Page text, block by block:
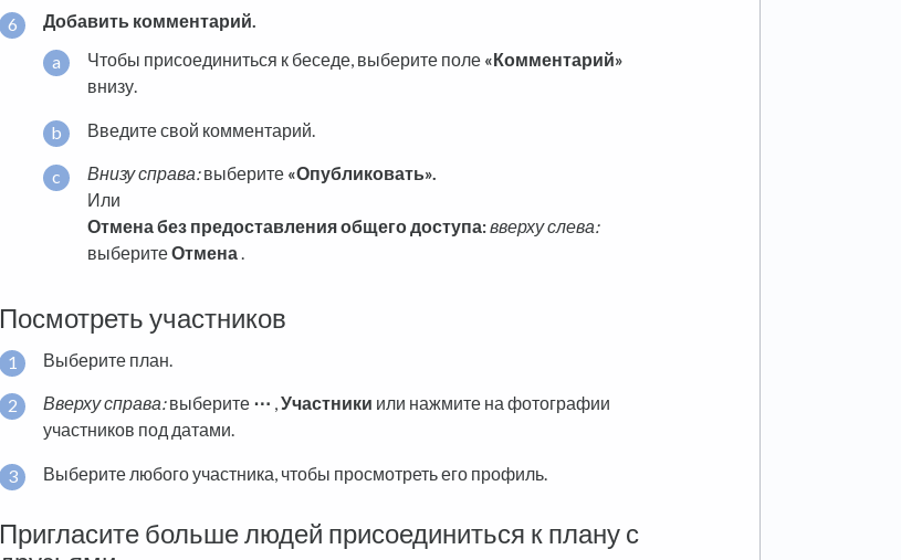
Добавить комментарий.
Чтобы присоединиться к беседе, выберите поле «Комментарий»
внизу.
Введите свой комментарий.
Внизу справа:выберите «Опубликовать».
Или
Отмена без предоставления общего доступа:вверху слева:
выберитеОтмена.
Посмотреть участников
Выберите план.
Вверху справа:выберите ⋯ ,Участники или нажмите на фотографии
участников под датами.
Выберите любого участника, чтобы просмотреть его профиль.
Пригласите больше людей присоединиться к плану с